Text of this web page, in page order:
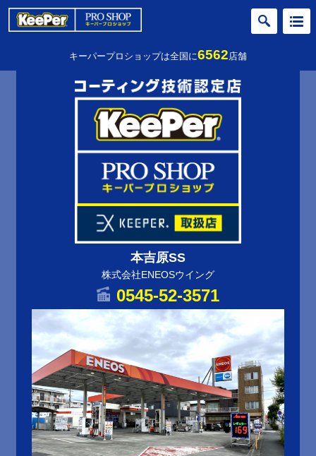
キーパープロショップは全国に6562店舗
本吉原SS
株式会社ENEOSウイング
0545-52-3571